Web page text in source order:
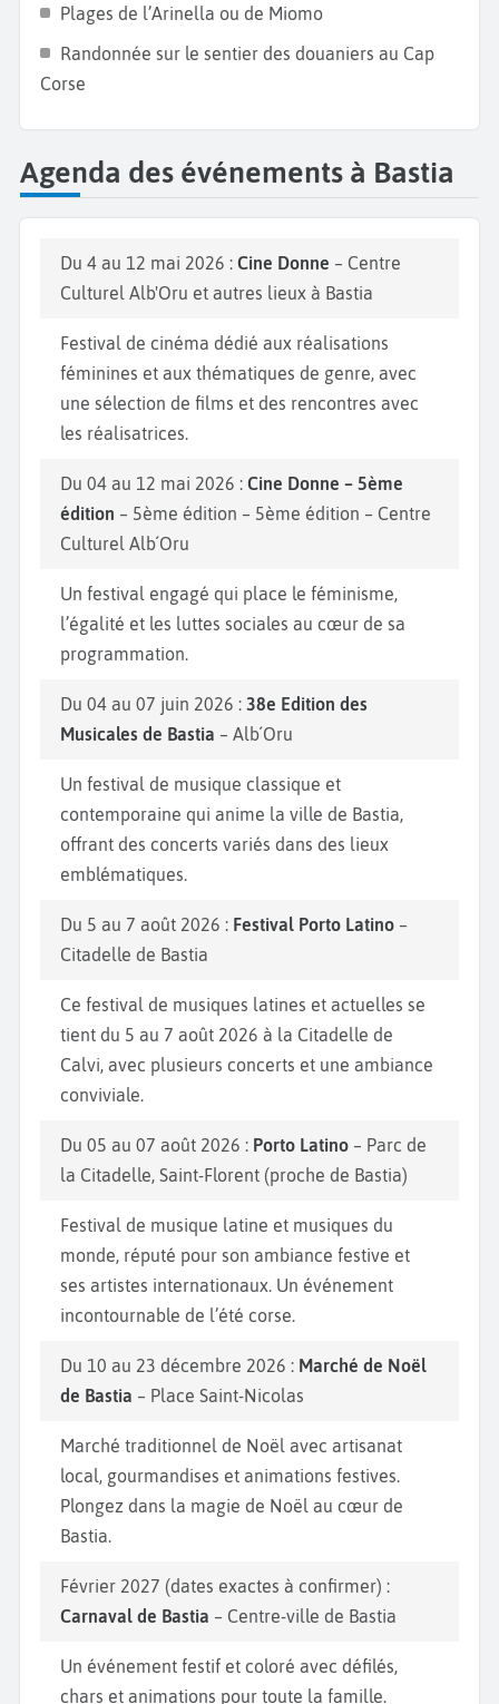
Plages de l’Arinella ou de Miomo
Randonnée sur le sentier des douaniers au Cap
Corse
Agenda des événements à Bastia
Du 4 au 12 mai 2026 : Cine Donne – Centre
Culturel Alb'Oru et autres lieux à Bastia
Festival de cinéma dédié aux réalisations
féminines et aux thématiques de genre, avec
une sélection de films et des rencontres avec
les réalisatrices.
Du 04 au 12 mai 2026 : Cine Donne – 5ème
édition – 5ème édition – 5ème édition – Centre
Culturel Alb´Oru
Un festival engagé qui place le féminisme,
l’égalité et les luttes sociales au cœur de sa
programmation.
Du 04 au 07 juin 2026 : 38e Edition des
Musicales de Bastia – Alb´Oru
Un festival de musique classique et
contemporaine qui anime la ville de Bastia,
offrant des concerts variés dans des lieux
emblématiques.
Du 5 au 7 août 2026 : Festival Porto Latino –
Citadelle de Bastia
Ce festival de musiques latines et actuelles se
tient du 5 au 7 août 2026 à la Citadelle de
Calvi, avec plusieurs concerts et une ambiance
conviviale.
Du 05 au 07 août 2026 : Porto Latino – Parc de
la Citadelle, Saint-Florent (proche de Bastia)
Festival de musique latine et musiques du
monde, réputé pour son ambiance festive et
ses artistes internationaux. Un événement
incontournable de l’été corse.
Du 10 au 23 décembre 2026 : Marché de Noël
de Bastia – Place Saint-Nicolas
Marché traditionnel de Noël avec artisanat
local, gourmandises et animations festives.
Plongez dans la magie de Noël au cœur de
Bastia.
Février 2027 (dates exactes à confirmer) :
Carnaval de Bastia – Centre-ville de Bastia
Un événement festif et coloré avec défilés,
chars et animations pour toute la famille.